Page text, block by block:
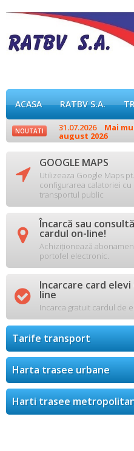
ACASA RATBV S.A.
NOUTATI 31.07.2026 Mai
august 2026
 GOOGLE MAPS
Utilizeaza Google Maps pt.
configurarea calatoriei cu
transportul public
 Încarcă sau consultă
cardul on-line!
Achiziționează
portofel electronic.
 Incarcare card elevi
line
Incarca gratuit cardul de
Tarife transport
Harta trasee urbane
Harti trasee